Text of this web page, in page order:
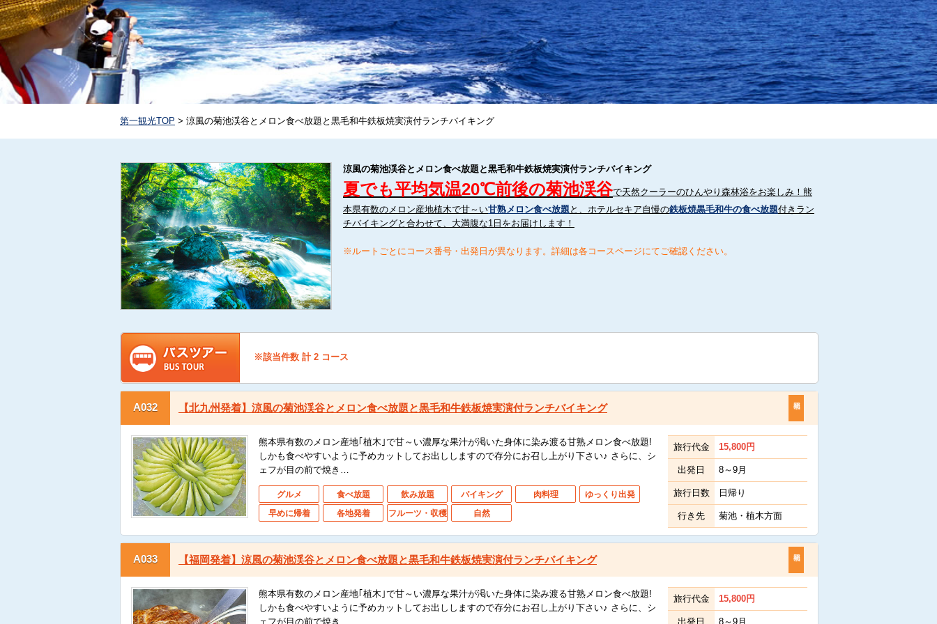
第一観光TOP > 涼風の菊池渓谷とメロン食べ放題と黒毛和牛鉄板焼実演付ランチバイキング
涼風の菊池渓谷とメロン食べ放題と黒毛和牛鉄板焼実演付ランチバイキング
夏でも平均気温20℃前後の菊池渓谷で天然クーラーのひんやり森林浴をお楽しみ！熊
本県有数のメロン産地植木で甘～い甘熟メロン食べ放題 と、ホテルセキア自慢の鉄板焼黒毛和牛の食べ放題付きラン
チバイキングと合わせて、大満腹な1日をお届けします！
※ルートごとにコース番号・出発日が異なります。詳細は各コースページにてご確認ください。
※該当件数 計2 コース
A032 【北九州発着】涼風の菊池渓谷とメロン食べ放題と黒毛和牛鉄板焼実演付ランチバイキング
熊本県有数のメロン産地｢植木｣で甘～い濃厚な果汁が渇いた身体に染み渡る甘熟メロン食べ放題!
しかも食べやすいように予めカットしてお出ししますので存分にお召し上がり下さい♪ さらに、シ
ェフが目の前で焼き…
グルメ 食べ放題 飲み放題 バイキング 肉料理
ゆっくり出発
早めに帰着
各地発着 フルーツ・収穫 自然
旅行代金 15,800円
出発日 8～9月
旅行日数 日帰り
行き先 菊池・植木方面
A033 【福岡発着】涼風の菊池渓谷とメロン食べ放題と黒毛和牛鉄板焼実演付ランチバイキング
熊本県有数のメロン産地｢植木｣で甘～い濃厚な果汁が渇いた身体に染み渡る甘熟メロン食べ放題!
しかも食べやすいように予めカットしてお出ししますので存分にお召し上がり下さい♪ さらに、シ
ェフが目の前で焼き…
旅行代金 15,800円
出発日 8～9月